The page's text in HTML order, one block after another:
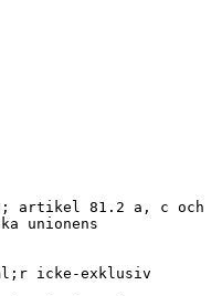
artikel 81.2 a, c och
unionens
icke-exklusiv